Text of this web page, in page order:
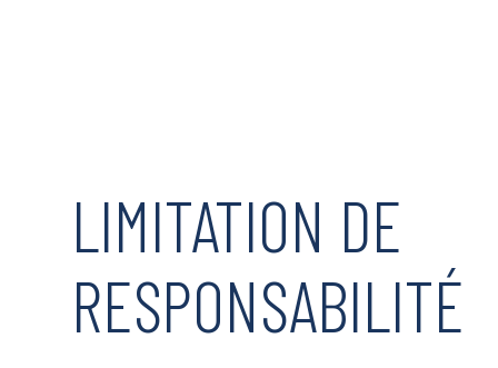
LIMITATION DE
RESPONSABILITÉ